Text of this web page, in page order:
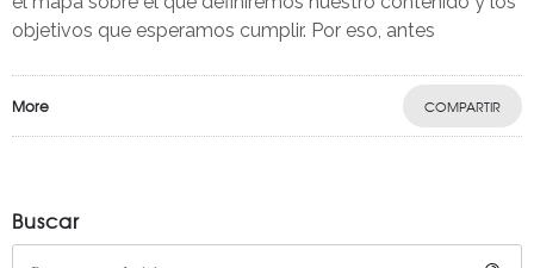
objetivos que esperamos cumplir. Por eso, antes
More COMPARTIR
Buscar